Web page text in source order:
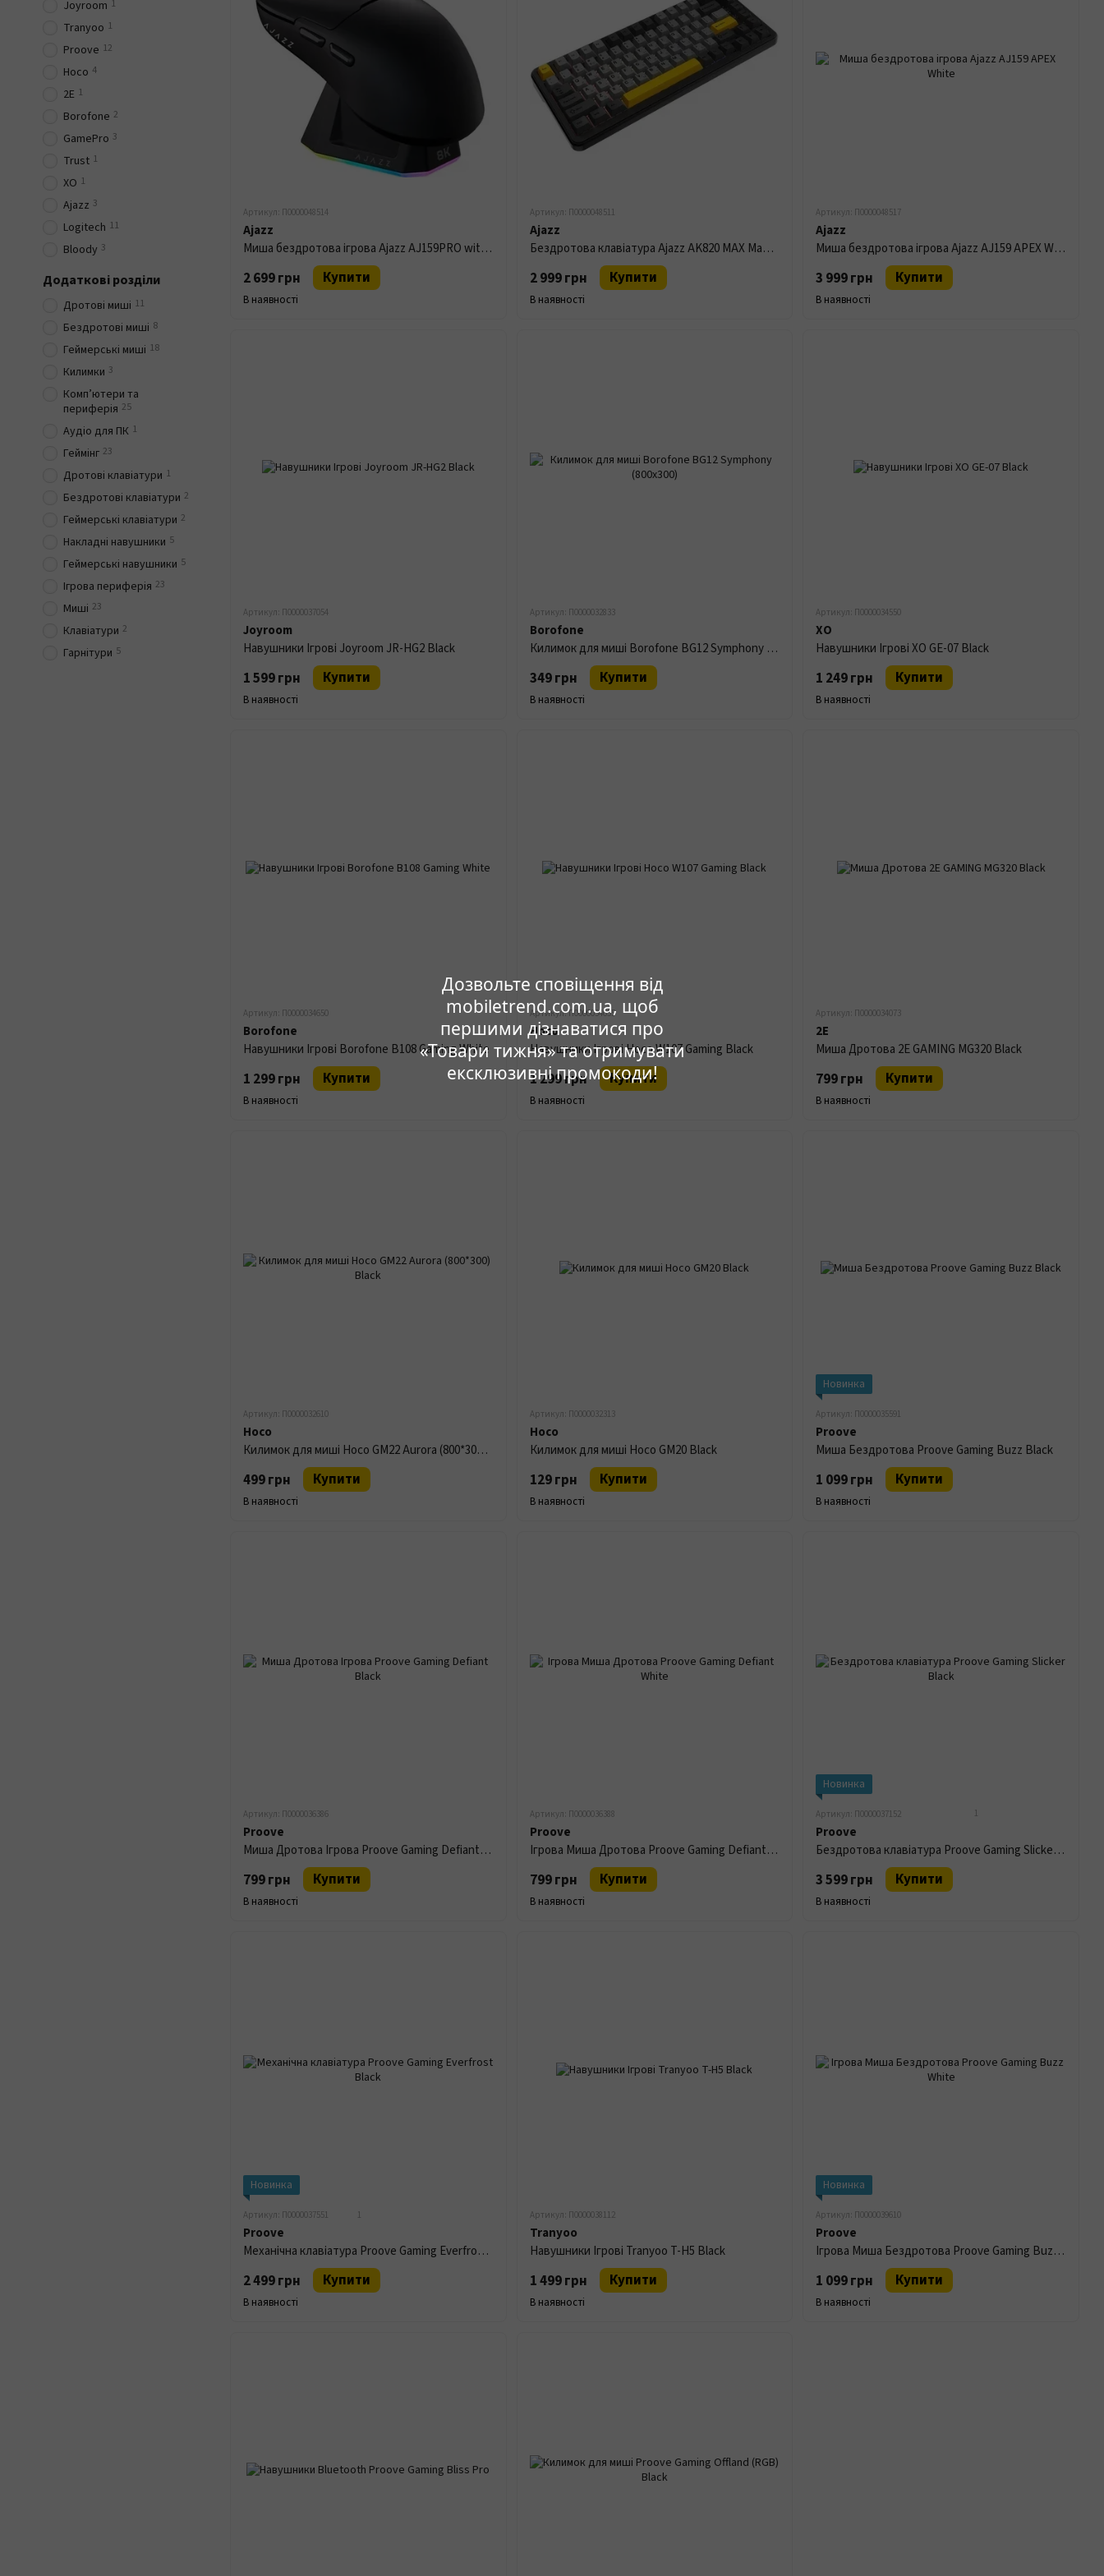
Дозвольте сповіщення від
mobiletrend.com.ua, щоб
першими дізнаватися про
«Товари тижня» та отримувати
ексклюзивні промокоди!
Артикул: П0000048514
Ajazz
Миша бездротова ігрова Ajazz AJ159PRO with Charging Dock Black
2 699 грн Купити
В наявності
Артикул: П0000048511
Ajazz
Бездротова клавіатура Ajazz AK820 MAX Magnetic switches Black
2 999 грн Купити
В наявності
Артикул: П0000048517
Ajazz
Миша бездротова ігрова Ajazz AJ159 APEX White
3 999 грн Купити
В наявності
Артикул: П0000037054
Joyroom
Навушники Ігрові Joyroom JR-HG2 Black
1 599 грн Купити
В наявності
Артикул: П0000032833
Borofone
Килимок для миші Borofone BG12 Symphony (800х300)
349 грн Купити
В наявності
Артикул: П0000034550
XO
Навушники Ігрові XO GE-07 Black
1 249 грн Купити
В наявності
Артикул: П0000034650
Borofone
Навушники Ігрові Borofone B108 Gaming White
1 299 грн Купити
В наявності
Артикул: П0000034655
Hoco
Навушники Ігрові Hoco W107 Gaming Black
1 299 грн Купити
В наявності
Артикул: П0000034073
2E
Миша Дротова 2E GAMING MG320 Black
799 грн Купити
В наявності
Артикул: П0000032610
Hoco
Килимок для миші Hoco GM22 Aurora (800*300) Black
499 грн Купити
В наявності
Артикул: П0000032313
Hoco
Килимок для миші Hoco GM20 Black
129 грн Купити
В наявності
Новинка
Артикул: П0000035591
Proove
Миша Бездротова Proove Gaming Buzz Black
1 099 грн Купити
В наявності
Артикул: П0000036386
Proove
Миша Дротова Ігрова Proove Gaming Defiant Black
799 грн Купити
В наявності
Артикул: П0000036388
Proove
Ігрова Миша Дротова Proove Gaming Defiant White
799 грн Купити
В наявності
Новинка
Артикул: П0000037152 1
Proove
Бездротова клавіатура Proove Gaming Slicker Black
3 599 грн Купити
В наявності
Новинка
Артикул: П0000037551 1
Proove
Механічна клавіатура Proove Gaming Everfrost Black
2 499 грн Купити
В наявності
Артикул: П0000038112
Tranyoo
Навушники Ігрові Tranyoo T-H5 Black
1 499 грн Купити
В наявності
Новинка
Артикул: П0000039610
Proove
Ігрова Миша Бездротова Proove Gaming Buzz White
1 099 грн Купити
В наявності
Joyroom 1
Tranyoo 1
Proove 12
Hoco 4
2E 1
Borofone 2
GamePro 3
Trust 1
XO 1
Ajazz 3
Logitech 11
Bloody 3
Додаткові розділи
Дротові миші 11
Бездротові миші 8
Геймерські миші 18
Килимки 3
Комп’ютери та
периферія 25
Аудіо для ПК 1
Геймінг 23
Дротові клавіатури 1
Бездротові клавіатури 2
Геймерські клавіатури 2
Накладні навушники 5
Геймерські навушники 5
Ігрова периферія 23
Миші 23
Клавіатури 2
Гарнітури 5